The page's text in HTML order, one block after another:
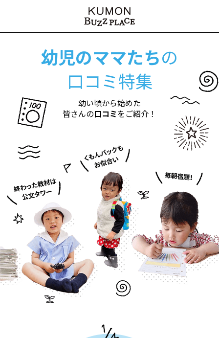
幼児のママたちの
口コミ特集
幼い頃から始めた
皆さんの口コミをご紹介！